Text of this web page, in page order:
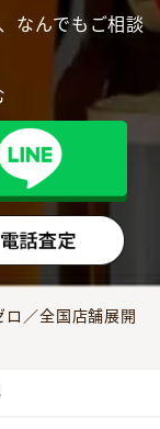
なんでもご相談
／全国店舗展開